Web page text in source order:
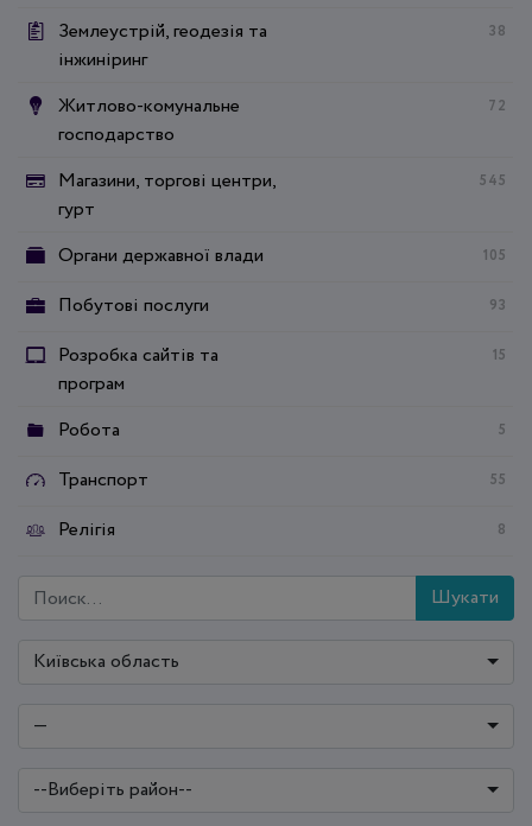
Землеустрій, геодезія та
інжиніринг
38
Житлово-комунальне
господарство
72
Магазини, торгові центри,
гурт
545
Органи державної влади 105
Побутові послуги 93
Розробка сайтів та
програм
15
Робота 5
Транспорт 55
Релігія 8
Шукати
Київська область
—
--Виберіть район--